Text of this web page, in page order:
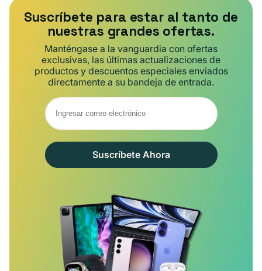
Suscríbete para estar al tanto de
nuestras grandes ofertas.
Manténgase a la vanguardia con ofertas
exclusivas, las últimas actualizaciones de
productos y descuentos especiales enviados
directamente a su bandeja de entrada.
Suscríbete Ahora